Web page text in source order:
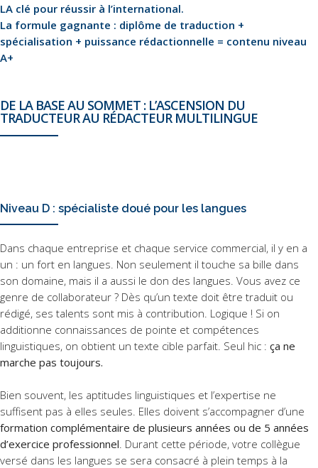
LA clé pour réussir à l’international.
La formule gagnante : diplôme de traduction +
spécialisation + puissance rédactionnelle = contenu niveau
A+
DE LA BASE AU SOMMET : L’ASCENSION DU
TRADUCTEUR AU RÉDACTEUR MULTILINGUE
Niveau D : spécialiste doué pour les langues
Dans chaque entreprise et chaque service commercial, il y en a
un : un fort en langues. Non seulement il touche sa bille dans
son domaine, mais il a aussi le don des langues. Vous avez ce
genre de collaborateur ? Dès qu’un texte doit être traduit ou
rédigé, ses talents sont mis à contribution. Logique ! Si on
additionne connaissances de pointe et compétences
linguistiques, on obtient un texte cible parfait. Seul hic : ça ne
marche pas toujours.
Bien souvent, les aptitudes linguistiques et l’expertise ne
suffisent pas à elles seules. Elles doivent s’accompagner d’une
formation complémentaire de plusieurs années ou de 5 années
d’exercice professionnel . Durant cette période, votre collègue
versé dans les langues se sera consacré à plein temps à la